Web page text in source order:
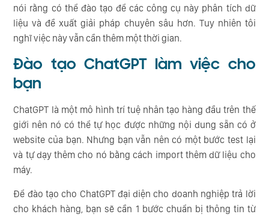
nói rằng có thể đào tạo để các công cụ này phân tích dữ
liệu và đề xuất giải pháp chuyên sâu hơn. Tuy nhiên tôi
nghĩ việc này vẫn cần thêm một thời gian.
Đào tạo ChatGPT làm việc cho
bạn
ChatGPT là một mô hình trí tuệ nhân tạo hàng đầu trên thế
giới nên nó có thể tự học được những nội dung sẵn có ở
website của bạn. Nhưng bạn vẫn nên có một bước test lại
và tự dạy thêm cho nó bằng cách import thêm dữ liệu cho
máy.
Để đào tạo cho ChatGPT đại diện cho doanh nghiệp trả lời
cho khách hàng, bạn sẽ cần 1 bước chuẩn bị thông tin từ